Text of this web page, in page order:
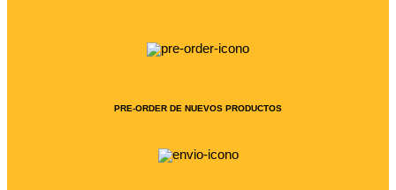
PRE-ORDER DE NUEVOS PRODUCTOS